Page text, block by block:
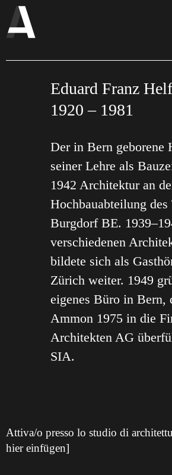
Eduard Franz
1920 – 1981
Der in Bern geborene
seiner Lehre als
1942 Architektur an
Hochbauabteilung des
Burgdorf BE.
verschiedenen
bildete sich als
Zürich weiter. 1949
eigenes Büro in Bern,
Ammon 1975 in die
Architekten AG
SIA.
Attiva/o presso lo studio di
hier einfügen]